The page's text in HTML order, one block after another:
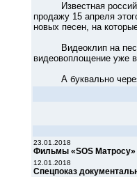
Известная
продажу 15 апреля
новых песен, на
Видеоклип на песню
видеовоплощение уже
А буквально через
23.01.2018
Фильмы «SOS Матросу»
12.01.2018
Спецпоказ